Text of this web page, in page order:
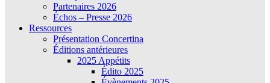
Partenaires 2026
Échos – Presse 2026
Ressources
Présentation Concertina
Éditions antérieures
2025 Appétits
Édito 2025